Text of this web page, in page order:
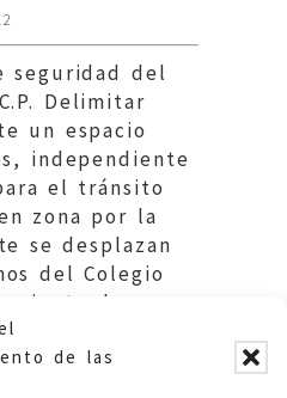
de las
seguridad del
Delimitar
un espacio
independiente
el tránsito
zona por la
se desplazan
del Colegio
de
DGA